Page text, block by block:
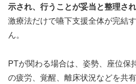
示され、行うことが妥当と整理され
激療法だけで嚥下支援全体が完結
ん。
PTが関わる場合は、姿勢、座位保
の疲労、覚醒、離床状況などを共